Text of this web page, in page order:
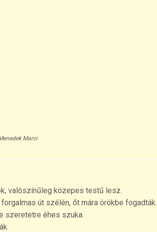
Marci
valószínűleg közepes testű lesz.
út szélén, őt mára örökbe fogadták.
szeretetre éhes szuka.